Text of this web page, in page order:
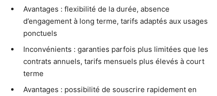
Avantages : flexibilité de la durée, absence
d’engagement à long terme, tarifs adaptés aux usages
ponctuels
Inconvénients : garanties parfois plus limitées que les
contrats annuels, tarifs mensuels plus élevés à court
terme
Avantages : possibilité de souscrire rapidement en